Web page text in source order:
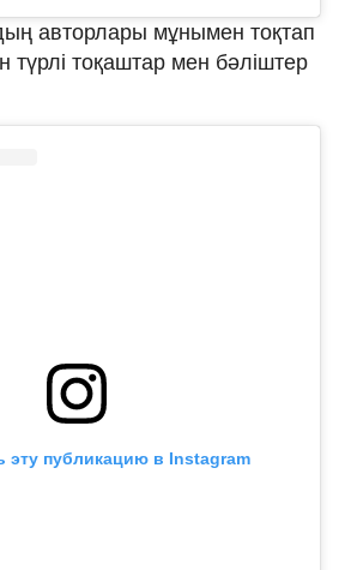
авторлары мұнымен тоқтап
түрлі тоқаштар мен бәліштер
эту публикацию в Instagram